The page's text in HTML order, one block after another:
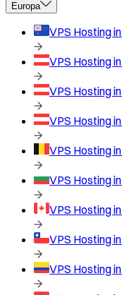
Europa
VPS Hosting in
VPS Hosting in
VPS Hosting in
VPS Hosting in
VPS Hosting in
VPS Hosting in
VPS Hosting in
VPS Hosting in
VPS Hosting in